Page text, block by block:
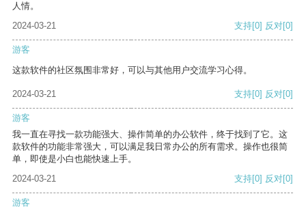
人情。
2024-03-21
支持[0] 反对[0]
游客
这款软件的社区氛围非常好，可以与其他用户交流学习心得。
2024-03-21 支持[0] 反对[0]
游客
我一直在寻找一款功能强大、操作简单的办公软件，终于找到了它。这
款软件的功能非常强大，可以满足我日常办公的所有需求。操作也很简
单，即使是小白也能快速上手。
2024-03-21
支持[0] 反对[0]
游客